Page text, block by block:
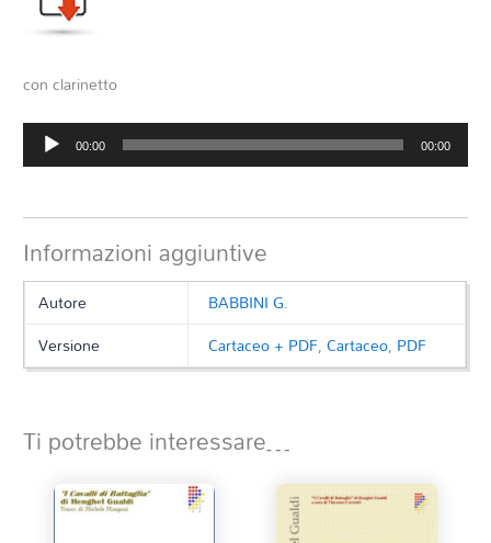
con clarinetto
Audio
Player
00:00 00:00
Informazioni aggiuntive
Autore
BABBINI G.
Versione
Cartaceo + PDF,Cartaceo, PDF
Ti potrebbe interessare…